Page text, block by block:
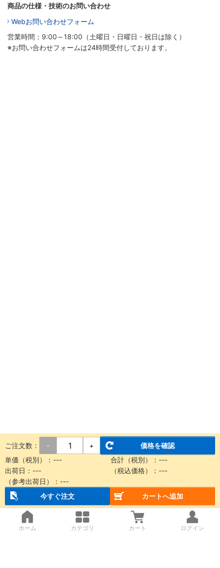
商品の仕様・技術のお問い合わせ
Webお問い合わせフォーム
営業時間：9:00～18:00（土曜日・日曜日・祝日は除く）
※お問い合わせフォームは24時間受付しております。
ご注文数： - +
価格を確認
単価（税別）： --- 合計（税別）： ---
出荷日： --- （税込価格）： ---
（参考出荷日）： ---
今すぐ注文
カートへ追加
ホーム カテゴリ カート ログイン